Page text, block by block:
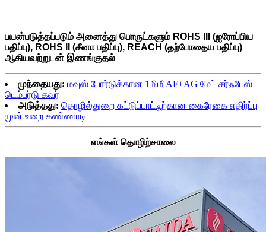
பயன்படுத்தப்படும் அனைத்து பொருட்களும் ROHS III (ஐரோப்பிய
பதிப்பு), ROHS II (சீனா பதிப்பு), REACH (தற்போதைய பதிப்பு)
ஆகியவற்றுடன் இணங்குதல்
முந்தையது: மவுஸ் போர்டுக்கான 1மிமீ AF+AG மேட் சர்ஃபேஸ்
டெம்பர்டு கவர்
அடுத்தது: தொழில்துறை கட்டுப்பாட்டிற்கான கைரேகை எதிர்ப்பு
முன் உறை கண்ணாடி
எங்கள் தொழிற்சாலை